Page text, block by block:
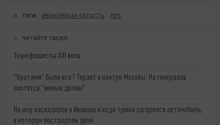
ТЕГИ: ИВАНОВСКАЯ ОБЛАСТЬ ЛЕС
ЧИТАЙТЕ ТАКЖЕ:
Технофашисты XXI века
"Кротами" были все? Теракт в центре Москвы: На генералов
охотятся "живые дроны"
На шоу каскадеров в Иванове в ходе трюка загорелся автомобиль,
в котором пострадали двое